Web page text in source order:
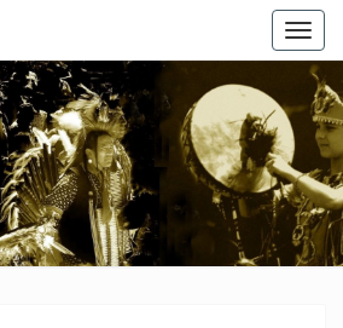
FOUR
WINDS
Un
Pont
Entre
Deux
Mondes